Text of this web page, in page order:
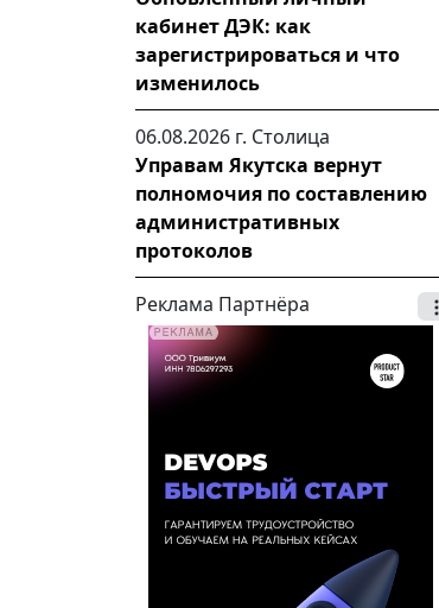
кабинет ДЭК: как
зарегистрироваться и что
изменилось
06.08.2026 г. Столица
Управам Якутска вернут
полномочия по составлению
административных
протоколов
Реклама Партнёра